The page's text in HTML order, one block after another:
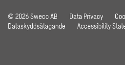
© 2026 Sweco AB Data Privacy
Dataskyddsåtagande
Accessibility